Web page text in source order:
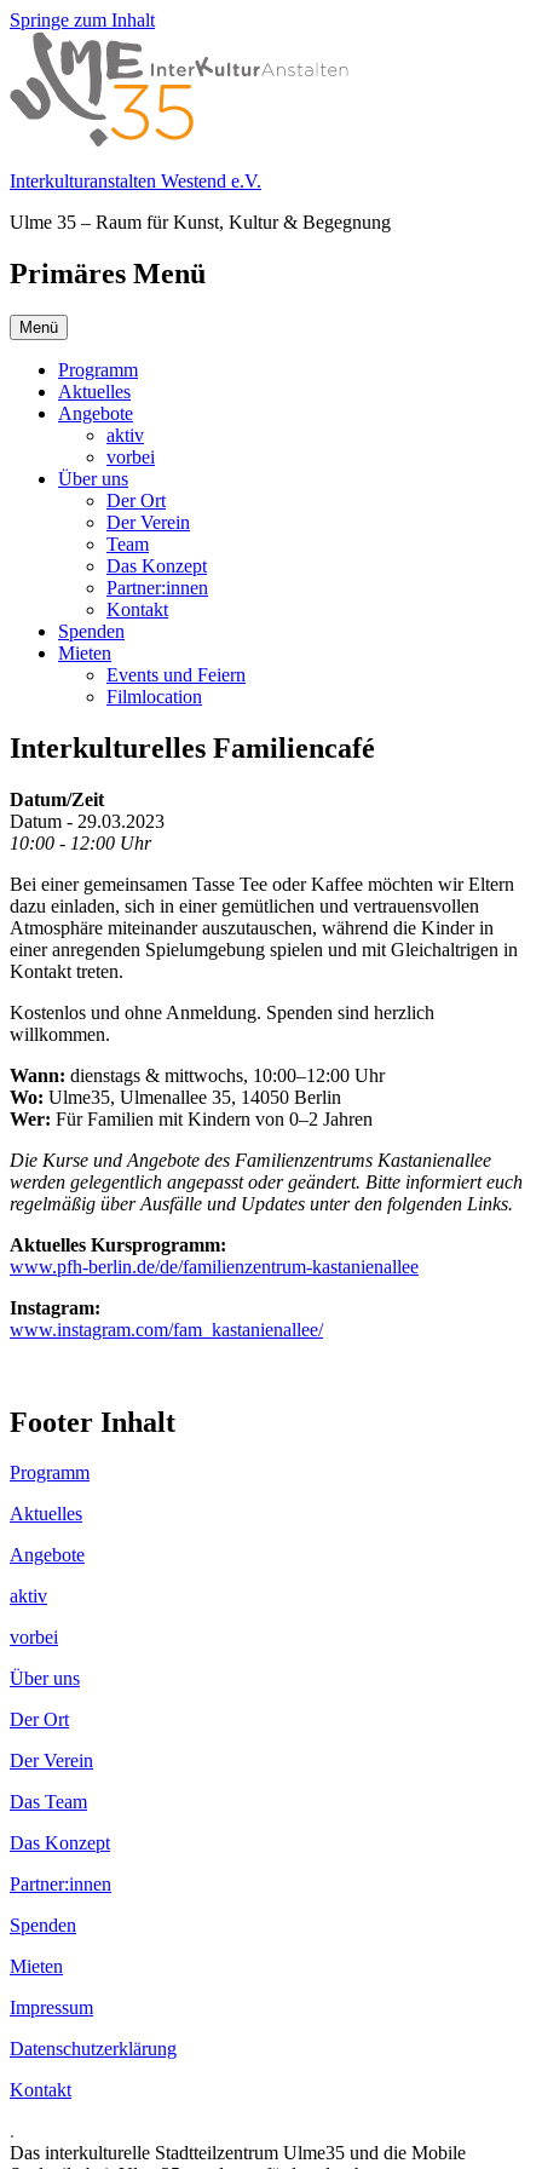
Springe zum Inhalt
Interkulturanstalten Westend e.V.
Ulme 35 – Raum für Kunst, Kultur & Begegnung
Primäres Menü
Menü
Programm
Aktuelles
Angebote
aktiv
vorbei
Über uns
Der Ort
Der Verein
Team
Das Konzept
Partner:innen
Kontakt
Spenden
Mieten
Events und Feiern
Filmlocation
Interkulturelles Familiencafé
Datum/Zeit
Datum - 29.03.2023
10:00 - 12:00 Uhr
Bei einer gemeinsamen Tasse Tee oder Kaffee möchten wir Eltern
dazu einladen, sich in einer gemütlichen und vertrauensvollen
Atmosphäre miteinander auszutauschen, während die Kinder in
einer anregenden Spielumgebung spielen und mit Gleichaltrigen in
Kontakt treten.
Kostenlos und ohne Anmeldung. Spenden sind herzlich
willkommen.
Wann: dienstags & mittwochs, 10:00–12:00 Uhr
Wo: Ulme35, Ulmenallee 35, 14050 Berlin
Wer: Für Familien mit Kindern von 0–2 Jahren
Die Kurse und Angebote des Familienzentrums Kastanienallee
werden gelegentlich angepasst oder geändert. Bitte informiert euch
regelmäßig über Ausfälle und Updates unter den folgenden Links.
Aktuelles Kursprogramm:
www.pfh-berlin.de/de/familienzentrum-kastanienallee
Instagram:
www.instagram.com/fam_kastanienallee/
Footer Inhalt
Programm
Aktuelles
Angebote
aktiv
vorbei
Über uns
Der Ort
Der Verein
Das Team
Das Konzept
Partner:innen
Spenden
Mieten
Impressum
Datenschutzerklärung
Kontakt
.
Das interkulturelle Stadtteilzentrum Ulme35 und die Mobile